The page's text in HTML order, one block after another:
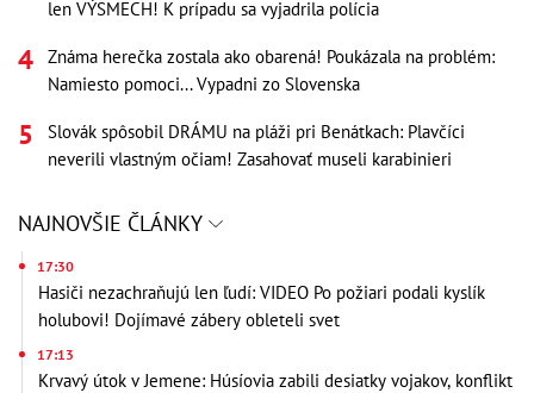
len VÝSMECH! K prípadu sa vyjadrila polícia
Známa herečka zostala ako obarená! Poukázala na problém:
Namiesto pomoci... Vypadni zo Slovenska
Slovák spôsobil DRÁMU na pláži pri Benátkach: Plavčíci
neverili vlastným očiam! Zasahovať museli karabinieri
NAJNOVŠIE ČLÁNKY
17:30
Hasiči nezachraňujú len ľudí: VIDEO Po požiari podali kyslík
holubovi! Dojímavé zábery obleteli svet
17:13
Krvavý útok v Jemene: Húsíovia zabili desiatky vojakov, konflikt